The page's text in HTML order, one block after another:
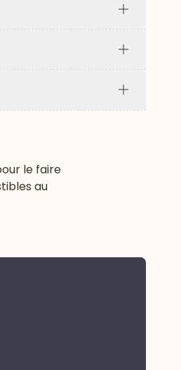
Plus
Plus
le faire
au